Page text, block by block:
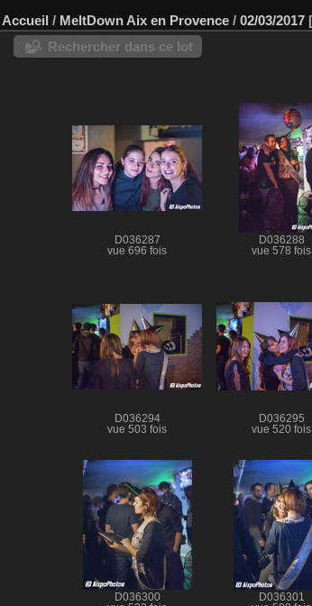
Accueil / MeltDown Aix en Provence / 02/03/2017
Rechercher dans ce lot
D036287
vue 696 fois
D036288
vue 578 fois
D036294
vue 503 fois
D036295
vue 520 fois
D036300
D036301